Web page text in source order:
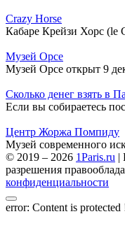
Crazy Horse
Кабаре Крейзи Хорс (le
Музей Орсе
Музей Орсе открыт 9
Сколько денег взять в
Если вы собираетесь
Центр Жоржа Помпиду
Музей современного
© 2019 – 2026 1Paris.ru |
разрешения
конфиденциальности
error: Content is protected